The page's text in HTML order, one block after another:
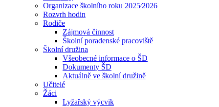
Organizace školního roku 2025⁄2026
Rozvrh hodin
Rodiče
Zájmová činnost
Školní poradenské pracoviště
Školní družina
Všeobecné informace o ŠD
Dokumenty ŠD
Aktuálně ve školní družině
Učitelé
Žáci
Lyžařský výcvik